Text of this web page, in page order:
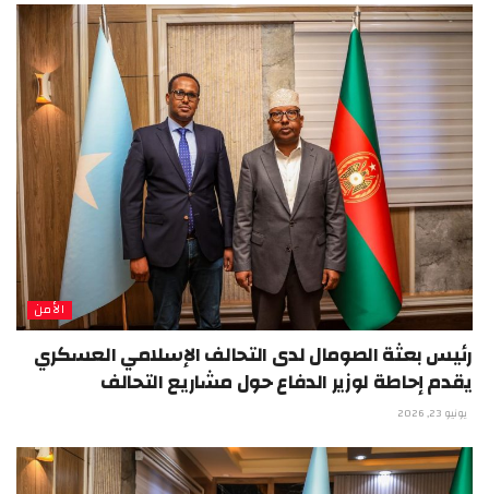
الأمن
رئيس بعثة الصومال لدى التحالف الإسلامي العسكري
يقدم إحاطة لوزير الدفاع حول مشاريع التحالف
يونيو 23, 2026